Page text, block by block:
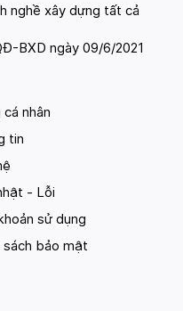
nghề xây dựng tất cả
BXD ngày 09/6/2021
cá nhân
tin
- Lỗi
sử dụng
sách bảo mật